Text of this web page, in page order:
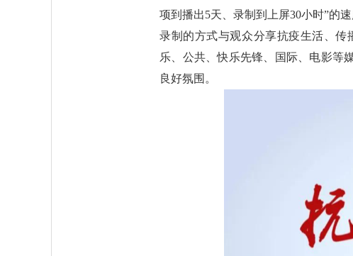
项到播出5天、录制到上屏30小时”的
录制的方式与观众分享抗疫生活、
乐、公共、快乐先锋、国际、电影等
良好氛围。